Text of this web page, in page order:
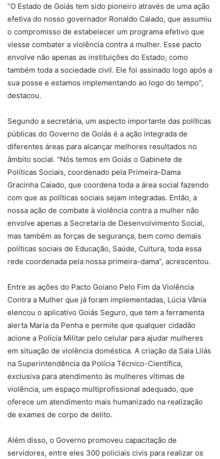
“O Estado de Goiás tem sido pioneiro através de uma ação
efetiva do nosso governador Ronaldo Caiado, que assumiu
o compromisso de estabelecer um programa efetivo que
viesse combater a violência contra a mulher. Esse pacto
envolve não apenas as instituições do Estado, como
também toda a sociedade civil. Ele foi assinado logo após a
sua posse e estamos implementando ao logo do tempo”,
destacou.
Segundo a secretária, um aspecto importante das políticas
públicas do Governo de Goiás é a ação integrada de
diferentes áreas para alcançar melhores resultados no
âmbito social. “Nós temos em Goiás o Gabinete de
Políticas Sociais, coordenado pela Primeira-Dama
Gracinha Caiado, que coordena toda a área social fazendo
com que as políticas sociais sejam integradas. Então, a
nossa ação de combate à violência contra a mulher não
envolve apenas a Secretaria de Desenvolvimento Social,
mas também as forças de segurança, bem como demais
políticas sociais de Educação, Saúde, Cultura, toda essa
rede coordenada pela nossa primeira-dama”, acrescentou.
Entre as ações do Pacto Goiano Pelo Fim da Violência
Contra a Mulher que já foram implementadas, Lúcia Vânia
elencou o aplicativo Goiás Seguro, que tem a ferramenta
alerta Maria da Penha e permite que qualquer cidadão
acione a Polícia Militar pelo celular para ajudar mulheres
em situação de violência doméstica. A criação da Sala Lilás
na Superintendência da Polícia Técnico-Científica,
exclusiva para atendimento às mulheres vítimas de
violência, um espaço multiprofissional adequado, que
oferece um atendimento mais humanizado na realização
de exames de corpo de delito.
Além disso, o Governo promoveu capacitação de
servidores, entre eles 300 policiais civis para realizar os